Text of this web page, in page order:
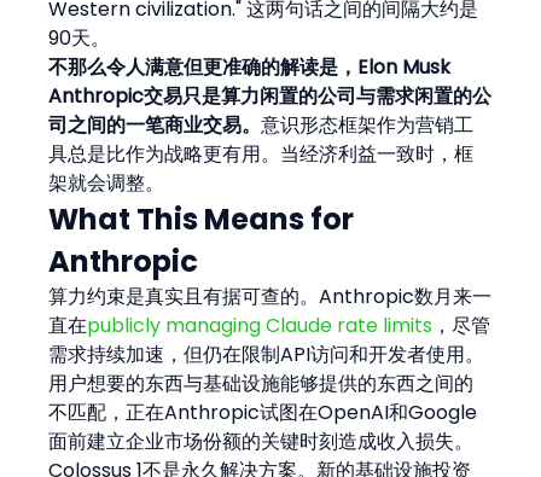
Western civilization." 这两句话之间的间隔大约是
90天。
不那么令人满意但更准确的解读是，Elon Musk
Anthropic交易只是算力闲置的公司与需求闲置的公
司之间的一笔商业交易。意识形态框架作为营销工
具总是比作为战略更有用。当经济利益一致时，框
架就会调整。
What This Means for
Anthropic
算力约束是真实且有据可查的。Anthropic数月来一
直在publicly managing Claude rate limits ，尽管
需求持续加速，但仍在限制API访问和开发者使用。
用户想要的东西与基础设施能够提供的东西之间的
不匹配，正在Anthropic试图在OpenAI和Google
面前建立企业市场份额的关键时刻造成收入损失。
Colossus 1不是永久解决方案。新的基础设施投资